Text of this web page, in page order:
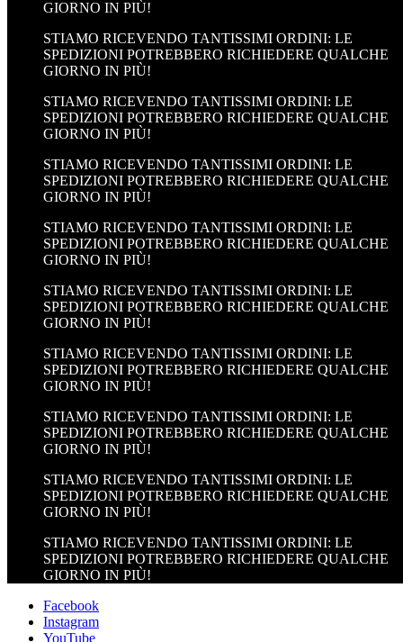
GIORNO IN PIÙ!
STIAMO RICEVENDO TANTISSIMI ORDINI: LE
SPEDIZIONI POTREBBERO RICHIEDERE QUALCHE
GIORNO IN PIÙ!
STIAMO RICEVENDO TANTISSIMI ORDINI: LE
SPEDIZIONI POTREBBERO RICHIEDERE QUALCHE
GIORNO IN PIÙ!
STIAMO RICEVENDO TANTISSIMI ORDINI: LE
SPEDIZIONI POTREBBERO RICHIEDERE QUALCHE
GIORNO IN PIÙ!
STIAMO RICEVENDO TANTISSIMI ORDINI: LE
SPEDIZIONI POTREBBERO RICHIEDERE QUALCHE
GIORNO IN PIÙ!
STIAMO RICEVENDO TANTISSIMI ORDINI: LE
SPEDIZIONI POTREBBERO RICHIEDERE QUALCHE
GIORNO IN PIÙ!
STIAMO RICEVENDO TANTISSIMI ORDINI: LE
SPEDIZIONI POTREBBERO RICHIEDERE QUALCHE
GIORNO IN PIÙ!
STIAMO RICEVENDO TANTISSIMI ORDINI: LE
SPEDIZIONI POTREBBERO RICHIEDERE QUALCHE
GIORNO IN PIÙ!
STIAMO RICEVENDO TANTISSIMI ORDINI: LE
SPEDIZIONI POTREBBERO RICHIEDERE QUALCHE
GIORNO IN PIÙ!
STIAMO RICEVENDO TANTISSIMI ORDINI: LE
SPEDIZIONI POTREBBERO RICHIEDERE QUALCHE
GIORNO IN PIÙ!
Facebook
Instagram
YouTube